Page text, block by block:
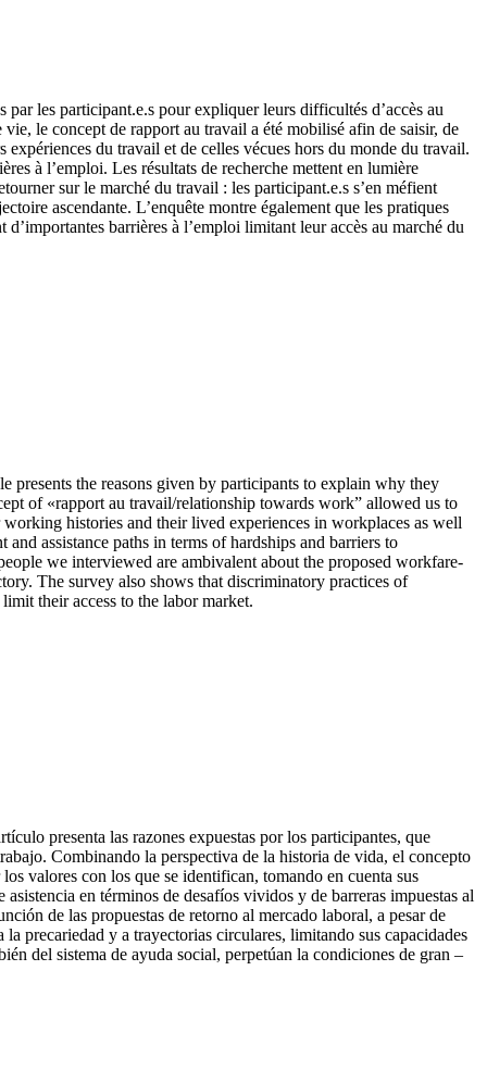
par les participant.e.s pour expliquer leurs difficultés d’accès au
le concept de rapport au travail a été mobilisé afin de saisir, de
du travail et de celles vécues hors du monde du travail.
à l’emploi. Les résultats de recherche mettent en lumière
sur le marché du travail : les participant.e.s s’en méfient
ascendante. L’enquête montre également que les pratiques
barrières à l’emploi limitant leur accès au marché du
presents the reasons given by participants to explain why they
of «rapport au travail/relationship towards work” allowed us to
histories and their lived experiences in workplaces as well
assistance paths in terms of hardships and barriers to
we interviewed are ambivalent about the proposed workfare-
The survey also shows that discriminatory practices of
their access to the labor market.
presenta las razones expuestas por los participantes, que
Combinando la perspectiva de la historia de vida, el concepto
valores con los que se identifican, tomando en cuenta sus
en términos de desafíos vividos y de barreras impuestas al
de las propuestas de retorno al mercado laboral, a pesar de
precariedad y a trayectorias circulares, limitando sus capacidades
del sistema de ayuda social, perpetúan la condiciones de gran –